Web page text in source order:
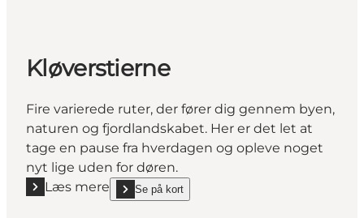
Kløverstierne
Fire varierede ruter, der fører dig gennem byen,
naturen og fjordlandskabet. Her er det let at
tage en pause fra hverdagen og opleve noget
nyt lige uden for døren.
Læs mere
Læs mere "Kløverstierne"
Se på kort
show Kløverstierne on_map